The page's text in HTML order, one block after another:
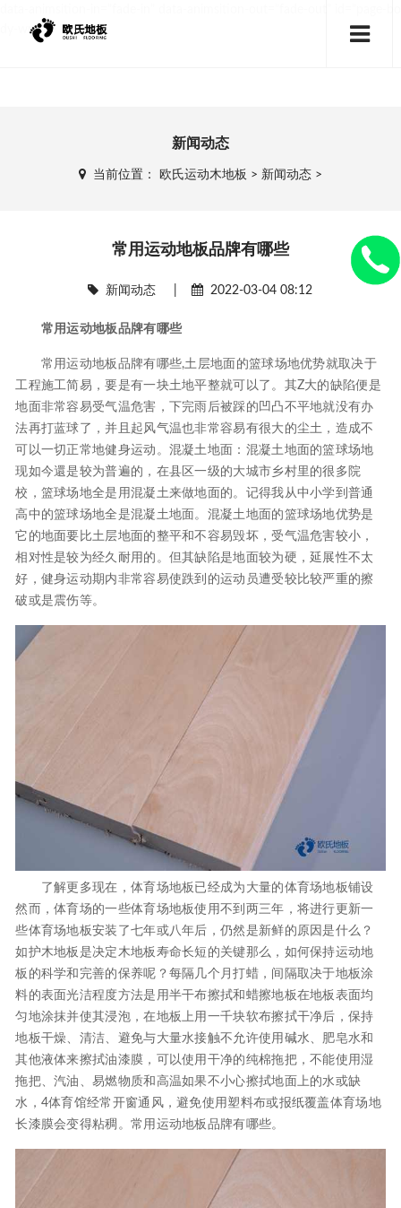
dy-wrap">
新闻动态
当前位置： 欧氏运动木地板 > 新闻动态 >
常用运动地板品牌有哪些
新闻动态 2022-03-04 08:12
常用运动地板品牌有哪些
常用运动地板品牌有哪些,土层地面的篮球场地优势就取决于
工程施工简易，要是有一块土地平整就可以了。其Z大的缺陷便是
地面非常容易受气温危害，下完雨后被踩的凹凸不平地就没有办
法再打蓝球了，并且起风气温也非常容易有很大的尘土，造成不
可以一切正常地健身运动。混凝土地面：混凝土地面的篮球场地
现如今還是较为普遍的，在县区一级的大城市乡村里的很多院
校，篮球场地全是用混凝土来做地面的。记得我从中小学到普通
高中的篮球场地全是混凝土地面。混凝土地面的篮球场地优势是
它的地面要比土层地面的整平和不容易毁坏，受气温危害较小，
相对性是较为经久耐用的。但其缺陷是地面较为硬，延展性不太
好，健身运动期内非常容易使跌到的运动员遭受较比较严重的擦
破或是震伤等。
了解更多现在，体育场地板已经成为大量的体育场地板铺设
然而，体育场的一些体育场地板使用不到两三年，将进行更新一
些体育场地板安装了七年或八年后，仍然是新鲜的原因是什么？
如护木地板是决定木地板寿命长短的关键那么，如何保持运动地
板的科学和完善的保养呢？每隔几个月打蜡，间隔取决于地板涂
料的表面光洁程度方法是用半干布擦拭和蜡擦地板在地板表面均
匀地涂抹并使其浸泡，在地板上用一千块软布擦拭干净后，保持
地板干燥、清洁、避免与大量水接触不允许使用碱水、肥皂水和
其他液体来擦拭油漆膜，可以使用干净的纯棉拖把，不能使用湿
拖把、汽油、易燃物质和高温如果不小心擦拭地面上的水或缺
水，4体育馆经常开窗通风，避免使用塑料布或报纸覆盖体育场地
长漆膜会变得粘稠。常用运动地板品牌有哪些。